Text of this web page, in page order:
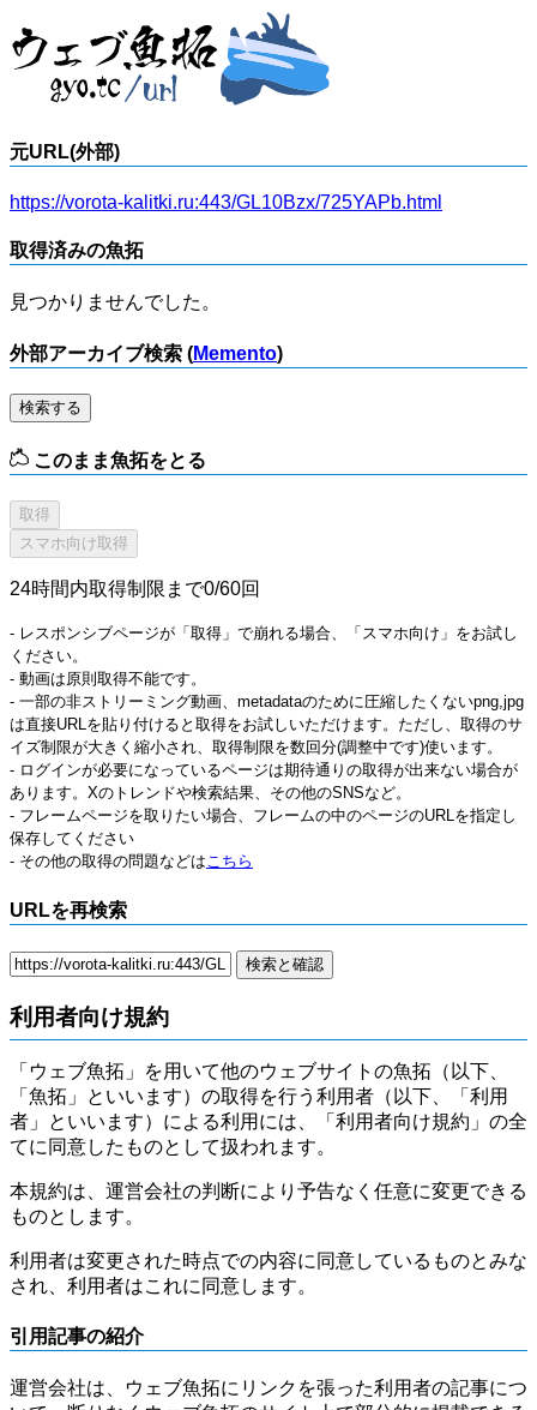
元URL(外部)
https://vorota-kalitki.ru:443/GL10Bzx/725YAPb.html
取得済みの魚拓
見つかりませんでした。
外部アーカイブ検索 (Memento)
検索する
このまま魚拓をとる
24時間内取得制限まで0/60回
- レスポンシブページが「取得」で崩れる場合、「スマホ向け」をお試し
ください。
- 動画は原則取得不能です。
- 一部の非ストリーミング動画、metadataのために圧縮したくないpng,jpg
は直接URLを貼り付けると取得をお試しいただけます。ただし、取得のサ
イズ制限が大きく縮小され、取得制限を数回分(調整中です)使います。
- ログインが必要になっているページは期待通りの取得が出来ない場合が
あります。Xのトレンドや検索結果、その他のSNSなど。
- フレームページを取りたい場合、フレームの中のページのURLを指定し
保存してください
- その他の取得の問題などはこちら
URLを再検索
利用者向け規約
「ウェブ魚拓」を用いて他のウェブサイトの魚拓（以下、
「魚拓」といいます）の取得を行う利用者（以下、「利用
者」といいます）による利用には、「利用者向け規約」の全
てに同意したものとして扱われます。
本規約は、運営会社の判断により予告なく任意に変更できる
ものとします。
利用者は変更された時点での内容に同意しているものとみな
され、利用者はこれに同意します。
引用記事の紹介
運営会社は、ウェブ魚拓にリンクを張った利用者の記事につ